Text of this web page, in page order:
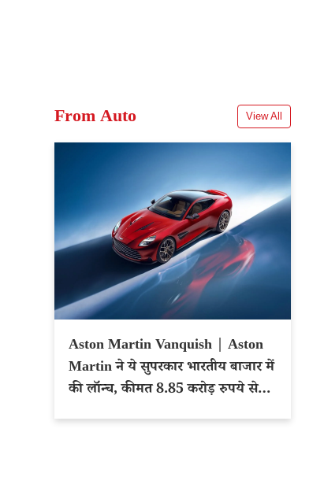
From Auto View All
Aston Martin Vanquish | Aston
Martin ने ये सुपरकार भारतीय बाजार में
की लॉन्च, कीमत 8.85 करोड़ रुपये से